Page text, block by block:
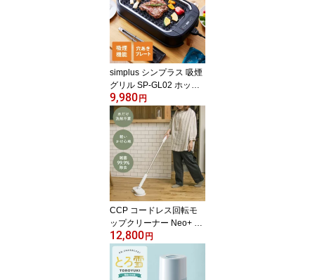
花粉対策 集じん機能 高
速メガフィルター【ポイ
ント10倍】【送料無料】
simplus シンプラス 吸煙
グリル SP-GL02 ホット
プレート 1350W 煙が出
ない 焼肉 プレート 煙の
少ない スモークレス 焼
き肉機 調理温度調節 卓
上【送料無料】【メーカ
ー保証1年】
9,980円
CCP コードレス回転モ
ップクリーナー Neo+ Bri
sa 電動 防水仕様 拭き掃
除 水拭き モップ掃除 繰
り返し 長さ調節 自立式
軽量 フローリング 屋内
12,800円